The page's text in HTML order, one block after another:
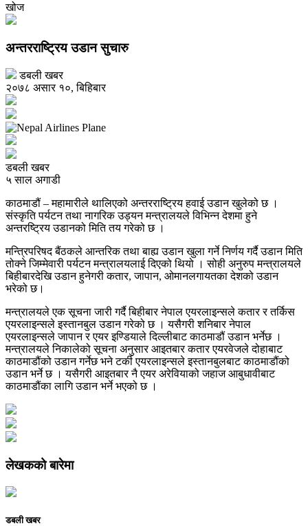
खोज
अन्तरराष्ट्रिय उडान सुचारु
डबली खबर
२०७८ असार १०, बिहिबार
डबली खबर
५ साल अगाडी
काठमाडौं – महामारीले थालिएको अन्तरराष्ट्रिय हवाई उडान खुलेको छ ।
संस्कृति पर्यटन तथा नागरिक उड्यन मन्त्रालयले विभिन्न देशमा हुने
अन्तरष्ट्रिय उडानको मिति तय गरेको छ ।
मन्त्रिपरिषद बैंठकले आन्तरिक तथा बाह्य उडान खुला गर्ने निर्णय गर्दै उडान मिति
तोक्ने जिम्मेवारी पर्यटन मन्त्रालयलाई दिएको थियो । सोही अनुरुप मन्त्रालयले
बिहीबारदेखि उडान हुनेगरी कतार, जापान, ओमानलगायतका देशको उडान
भरेको छ।
मन्त्रालयले एक सूचना जारी गर्दै बिहीबार नेपाल एयरलाइन्सले कतार र तर्किस
एयरलाइन्सले इस्तानबुल उडान गरेको छ । यसैगरी शनिबार नेपाल
एयरलाइन्सले जापान र एयर इण्डियाले दिल्लीबाट काठमाडौं उडान भर्नेछ ।
मन्त्रालयले निकालेको सूचना अनुसार आइतबार कतार एयरवेजले दोहाबाट
काठमाडौंको उडान गर्नेछ भने टर्की एयरलाइन्सले इस्तानबुलबाट काठमाडौंको
उडान भर्ने छ । यसैगरी आइतबार नै एयर अरेवियाको जहाज आबुधावीबाट
काठमाडौंका लागि उडान भर्ने भएको छ ।
लेखकको बारेमा
डबली खबर